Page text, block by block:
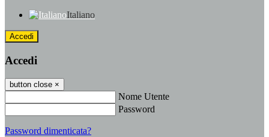
Italiano
Accedi
Accedi
button close ×
Nome Utente
Password
Password dimenticata?